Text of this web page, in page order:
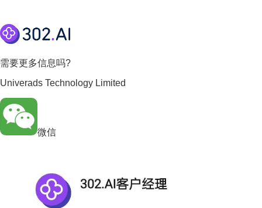
需要更多信息吗?
Univerads Technology Limited
微信